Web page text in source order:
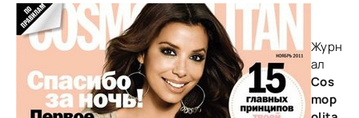
Журн
ал
Cos
mop